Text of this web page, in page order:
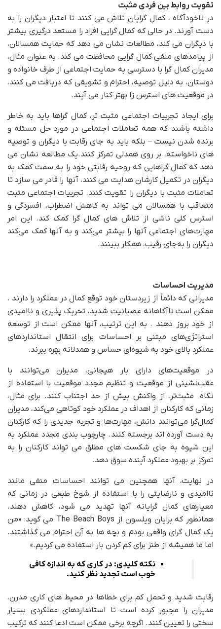
تقویت روابط بین فردی مثبت
در ناخودآگاه ، کمال گرایان تلاش می کنند تا اعتبار دیگران را به
دست آورند. در حالی که کمال گرایی افراد را مستعد درگیری بیشتر
با دیگران می کند، مطالعات نشان می دهد که حمایت همسالان،
از پیامدهای منفی کمال گرایی محافظت می کند. به عنوان مثال،
مدیران کمال گرا با دسترسی به حمایت اجتماعی از طرف خانواده و
دوستان، به دلیل توصیه، احترام و تشویقی که دریافت می کنند،
در موقعیت های استرس زا بهتر کنار می آیند.
برای ایجاد تجربیات اجتماعی مثبت تر، کمال گراها باید به خاطر
داشته باشند که همه تعاملات اجتماعی در مورد حل مسئله و
برنده شدن نیست – بلکه باید به جای رقابت با دیگران و توصیه
های ناخواسته، بر روی همدلی تمرکز کنند.یک مطالعه نشان می
دهد که کمال گراهایی که روحیه رقابتی خود را به سمت کمک به
دیگران در تکمیل کارشان هدایت می کنند، آنها را قادر می سازد تا
تعاملات مثبت با دیگران را تقویت کنند. تجربیات اجتماعی مثبت
متعاقب با همسالان می تواند به کاهش اضطراب، افسردگی و
استرس کلی ناشی از تلاش های کمال گرا کمک کند. این امر
مهارت‌های اجتماعی آنها را بیشتر می‌کند و به آنها کمک می‌کند
دیگران را به‌جای رقیب، همکار ببینند.
مدیریت احساسات
مدیرانی که دائماً از زیردستان خود توقع کمال در عملکرد را دارند ،
ممکن است ناآگاهانه عصبانیت شدید، تحریک پذیری و ناامیدی
از خود بروز دهند . به این ترتیب، آنها ممکن است از توسعه
استراتژی‌های مبتنی بر احساسات برای انتقال استانداردهای
عملکرد بالای خود به شیوه‌ای حساس و همدلانه بهره ببرند.
در موقعیت‌های دارای بار هیجانی، مدیران می‌توانند با
عقب‌نشینی از موقعیت و تنظیم مجدد موقعیت با استفاده از
نگاه مثبت‌تر، از واکنش بیش از حد اجتناب کنند. برای مثال،
زمانی که کارکنان از اهداف در عملکرد خود کوتاهی می‌کند، مدیران
کمال‌گرا می‌توانند دانش، مهارت‌ها و تجربه جدیدی را که کارکنان
به دست آورده اند برجسته کنند. چارچوب بندی مجدد عملکرد به
این شیوه به جای شکست های مطلق می تواند کارکنان را به
تمرکز بر بهبود عملکرد آینده سوق دهد.
در نهایت، آنها همچنین می توانند احساسات منفی مانند
ناامیدی و نارضایتی را با استفاده از شوخ طبعی در زمانی که
معیارهای کمال گرایانه آنها تهدید می شود، کاهش دهند.
همانطور که برایان ویلسون از The Beach Boys می گوید: «من
یک کمال گرای واقعی بودم و بچه ها به آن احترام می گذاشتند.
اما ما همیشه از طنز برای کم کردن بار استفاده می کردیم.»
نکته کلیدی: در کاری که به اندازه کافی
خوب است تجدید نظر کنید.
رقابت شدید و تحمل کم برای خطاها در محیط های کاری مدرن،
مدیران را مجبور کرده است تا استانداردهای عملکردی بسیار
سختی را تعیین کنند. اگرچه برخی ممکن است ادعا کنند که ترکیب